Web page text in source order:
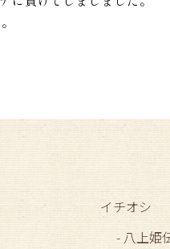
イチオシ
- 八上姫